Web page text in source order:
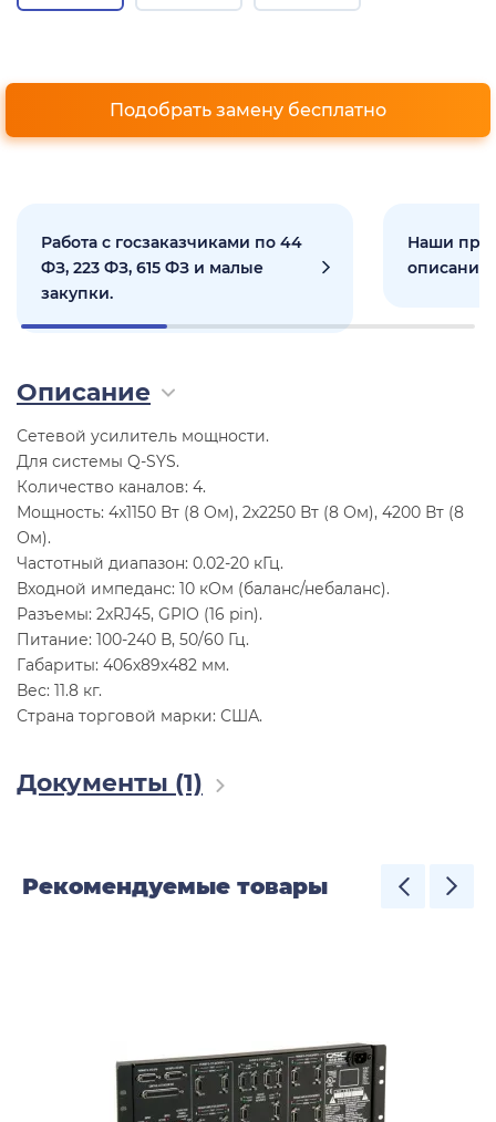
Подобрать замену бесплатно
Работа с госзаказчиками по 44
ФЗ, 223 ФЗ, 615 ФЗ и малые
закупки.
Наши
Описание
Сетевой усилитель мощности.
Для системы Q-SYS.
Количество каналов: 4.
Мощность: 4x1150 Вт (8 Ом), 2х2250 Вт (8 Ом), 4200 Вт (8
Ом).
Частотный диапазон: 0.02-20 кГц.
Входной импеданс: 10 кОм (баланс/небаланс).
Разъемы: 2хRJ45, GPIO (16 pin).
Питание: 100-240 В, 50/60 Гц.
Габариты: 406х89х482 мм.
Вес: 11.8 кг.
Страна торговой марки: США.
Документы (1)
Рекомендуемые товары